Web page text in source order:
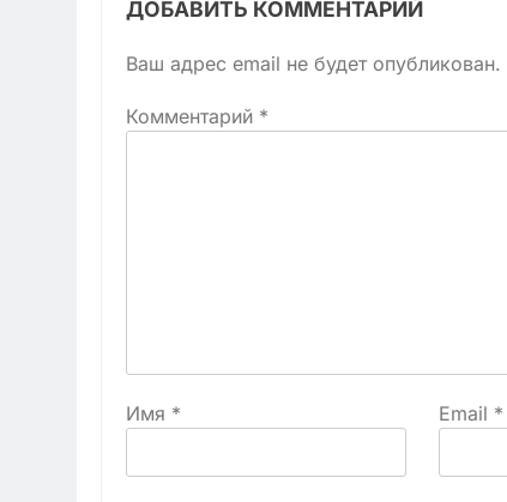
ДОБАВИТЬ КОММЕНТАРИЙ
Ваш адрес email не будет опубликован.
Комментарий *
Имя * Email *